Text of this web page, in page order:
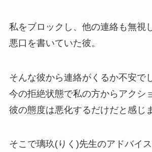
私をブロックし、他の連絡も無視
悪口を書いていた彼。
そんな彼から連絡がくるか不安で
今の拒絶状態で私の方からアクシ
彼の態度は悪化するだけだと感じ
そこで璃玖(りく)先生のアドバイ